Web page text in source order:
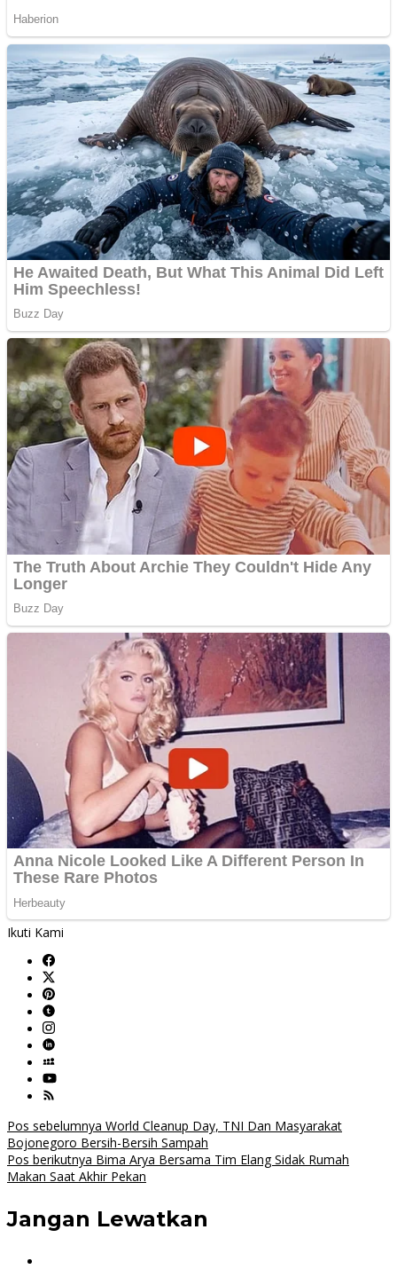
Ikuti Kami
Navigasi
pos
Pos sebelumnya World Cleanup Day, TNI Dan Masyarakat
Bojonegoro Bersih-Bersih Sampah
Pos berikutnya Bima Arya Bersama Tim Elang Sidak Rumah
Makan Saat Akhir Pekan
Jangan Lewatkan